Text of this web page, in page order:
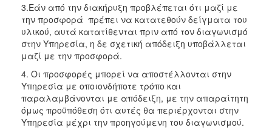
3.Εάν από την διακήρυξη προβλέπεται ότι μαζί με
την προσφορά πρέπει να κατατεθούν δείγματα του
υλικού, αυτά κατατίθενται πριν από τον διαγωνισμό
στην Υπηρεσία, η δε σχετική απόδειξη υποβάλλεται
μαζί με την προσφορά.
4. Οι προσφορές μπορεί να αποστέλλονται στην
Υπηρεσία με οποιονδήποτε τρόπο και
παραλαμβάνονται με απόδειξη, με την απαραίτητη
όμως προϋπόθεση ότι αυτές θα περιέρχονται στην
Υπηρεσία μέχρι την προηγούμενη του διαγωνισμού.